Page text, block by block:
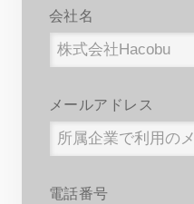
会社名
メールアドレス
電話番号